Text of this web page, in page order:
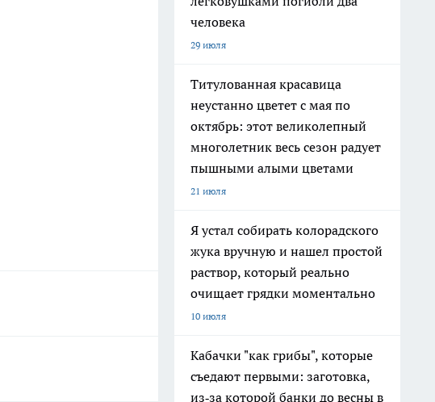
человека
29 июля
Титулованная красавица
неустанно цветет с мая по
октябрь: этот великолепный
многолетник весь сезон радует
пышными алыми цветами
21 июля
Я устал собирать колорадского
жука вручную и нашел простой
раствор, который реально
очищает грядки моментально
10 июля
Кабачки "как грибы", которые
съедают первыми: заготовка,
из‑за которой банки до весны в